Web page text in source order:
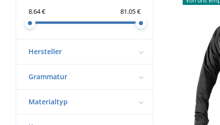
8.64 € 81.05 €
Hersteller
Grammatur
Materialtyp